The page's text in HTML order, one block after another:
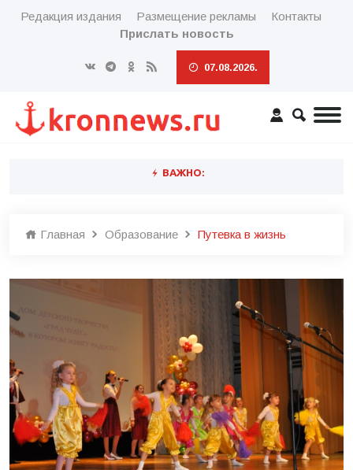
Редакция издания Размещение рекламы
Контакты
Прислать новость
07.08.2026.
ВАЖНО:
Главная Образование Путевка в жизнь